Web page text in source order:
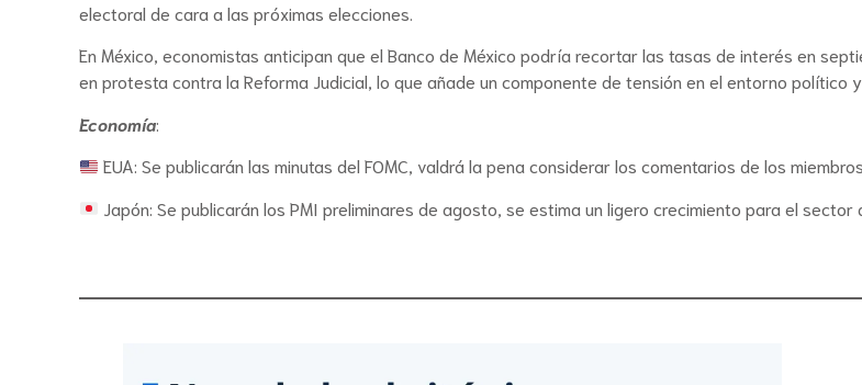
electoral de cara a las próximas elecciones.
En México, economistas anticipan que el Banco de México podría recortar las tasas de interés en
en protesta contra la Reforma Judicial, lo que añade un componente de tensión en el entorno político
Economía:
EUA: Se publicarán las minutas del FOMC, valdrá la pena considerar los comentarios de los
Japón: Se publicarán los PMI preliminares de agosto, se estima un ligero crecimiento para el